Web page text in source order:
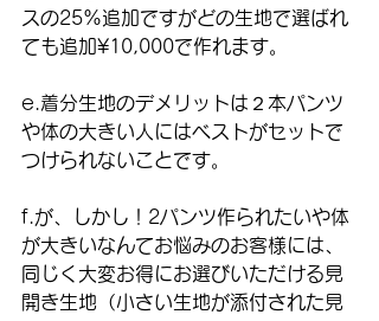
スの25%追加ですがどの生地で選ばれ
ても追加¥10,000で作れます。
e.着分生地のデメリットは２本パンツ
や体の大きい人にはベストがセットで
つけられないことです。
f.が、しかし！2パンツ作られたいや体
が大きいなんてお悩みのお客様には、
同じく大変お得にお選びいただける見
開き生地（小さい生地が添付された見